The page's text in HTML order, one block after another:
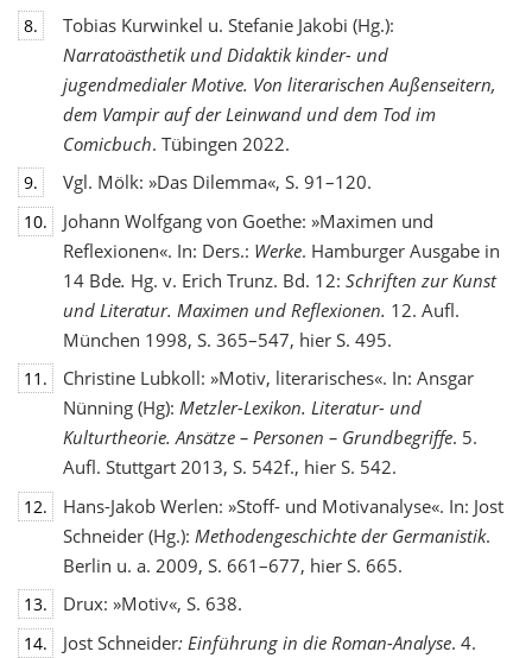
8.
Tobias Kurwinkel u. Stefanie Jakobi (Hg.):
Narratoästhetik und Didaktik kinder- und
jugendmedialer Motive. Von literarischen Außenseitern,
dem Vampir auf der Leinwand und dem Tod im
Comicbuch. Tübingen 2022.
9. Vgl. Mölk: »Das Dilemma«, S. 91–120.
10.
Johann Wolfgang von Goethe: »Maximen und
Reflexionen«. In: Ders.: Werke. Hamburger Ausgabe in
14 Bde. Hg. v. Erich Trunz. Bd. 12: Schriften zur Kunst
und Literatur. Maximen und Reflexionen. 12. Aufl.
München 1998, S. 365–547, hier S. 495.
11.
Christine Lubkoll: »Motiv, literarisches«. In: Ansgar
Nünning (Hg): Metzler-Lexikon. Literatur- und
Kulturtheorie. Ansätze – Personen – Grundbegriffe. 5.
Aufl. Stuttgart 2013, S. 542f., hier S. 542.
12.
Hans-Jakob Werlen: »Stoff- und Motivanalyse«. In: Jost
Schneider (Hg.): Methodengeschichte der Germanistik.
Berlin u. a. 2009, S. 661–677, hier S. 665.
13. Drux: »Motiv«, S. 638.
14. Jost Schneider: Einführung in die Roman-Analyse. 4.